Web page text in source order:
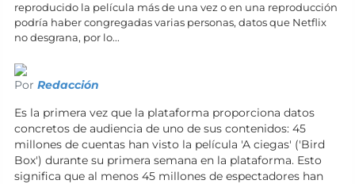
reproducido la película más de una vez o en una reproducción
podría haber congregadas varias personas, datos que Netflix
no desgrana, por lo...
Por Redacción
Es la primera vez que la plataforma proporciona datos
concretos de audiencia de uno de sus contenidos: 45
millones de cuentas han visto la película 'A ciegas' ('Bird
Box') durante su primera semana en la plataforma. Esto
significa que al menos 45 millones de espectadores han